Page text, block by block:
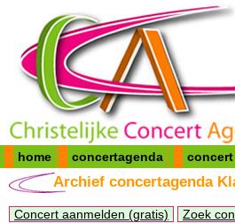
home concertagenda concert
Archief concertagenda
Concert aanmelden (gratis) Zoek